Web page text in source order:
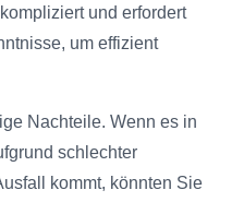
und erfordert
um effizient
Nachteile. Wenn es in
schlechter
kommt, könnten Sie